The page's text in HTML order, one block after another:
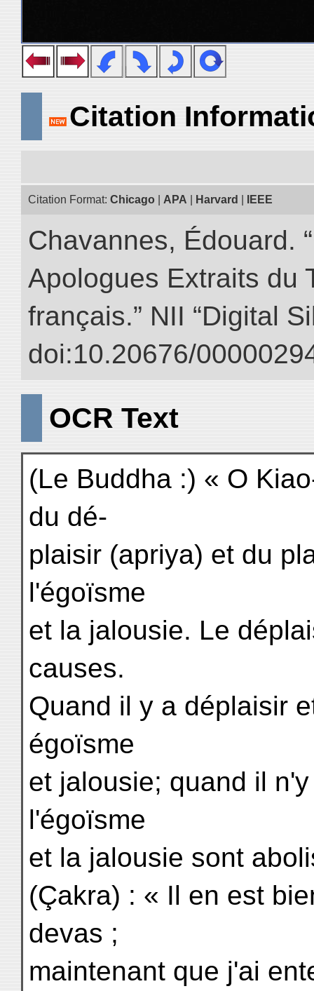
Citation
Citation Format: Chicago APA Harvard IEEE
Chavannes, Édouard.
Apologues Extraits du
français.” NII “Digital
doi:10.20676/
OCR Text
(Le Buddha :) « O
du dé-
plaisir (apriya) et du
l'égoïsme
et la jalousie. Le
causes.
Quand il y a déplaisir
égoïsme
et jalousie; quand il
l'égoïsme
et la jalousie sont
(Çakra) : « Il en est
devas ;
maintenant que j'ai